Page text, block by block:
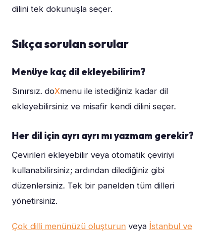
dilini tek dokunuşla seçer.
Sıkça sorulan sorular
Menüye kaç dil ekleyebilirim?
Sınırsız. doXmenu ile istediğiniz kadar dil
ekleyebilirsiniz ve misafir kendi dilini seçer.
Her dil için ayrı ayrı mı yazmam gerekir?
Çevirileri ekleyebilir veya otomatik çeviriyi
kullanabilirsiniz; ardından dilediğiniz gibi
düzenlersiniz. Tek bir panelden tüm dilleri
yönetirsiniz.
Çok dilli menünüzü oluşturun veya İstanbul ve